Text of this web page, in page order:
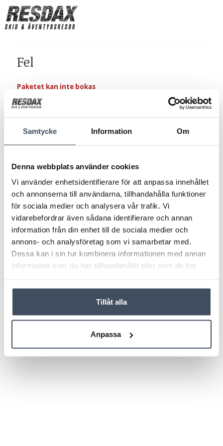
Samtycke Information Om
Denna webbplats använder cookies
Vi använder enhetsidentifierare för att anpassa innehållet
och annonserna till användarna, tillhandahålla funktioner
för sociala medier och analysera vår trafik. Vi
vidarebefordrar även sådana identifierare och annan
information från din enhet till de sociala medier och
annons- och analysföretag som vi samarbetar med.
Dessa kan i sin tur kombinera informationen med annan
information som du har tillhandahållit eller som de har
Tillåt alla
Anpassa
Fel
Paketet kan inte bokas